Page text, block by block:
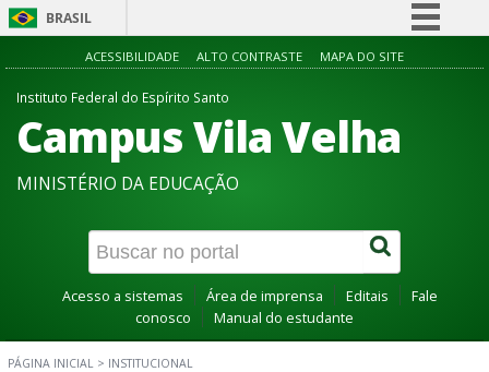
BRASIL
Simplifique!
Participe
Acesso à informação
Canais
ACESSIBILIDADE ALTO CONTRASTE MAPA DO SITE
Instituto Federal do Espírito Santo
Campus Vila Velha
MINISTÉRIO DA EDUCAÇÃO
Acesso a sistemas Área de imprensa Editais
Fale
conosco
Manual do estudante
PÁGINA INICIAL > INSTITUCIONAL